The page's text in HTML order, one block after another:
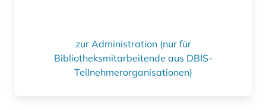
zur Administration (nur für
Bibliotheksmitarbeitende aus DBIS-
Teilnehmerorganisationen)